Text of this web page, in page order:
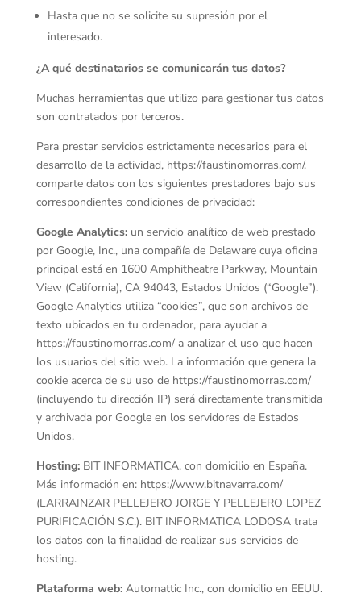
Hasta que no se solicite su supresión por el
interesado.
¿A qué destinatarios se comunicarán tus datos?
Muchas herramientas que utilizo para gestionar tus datos
son contratados por terceros.
Para prestar servicios estrictamente necesarios para el
desarrollo de la actividad, https://faustinomorras.com/,
comparte datos con los siguientes prestadores bajo sus
correspondientes condiciones de privacidad:
Google Analytics: un servicio analítico de web prestado
por Google, Inc., una compañía de Delaware cuya oficina
principal está en 1600 Amphitheatre Parkway, Mountain
View (California), CA 94043, Estados Unidos (“Google”).
Google Analytics utiliza “cookies”, que son archivos de
texto ubicados en tu ordenador, para ayudar a
https://faustinomorras.com/ a analizar el uso que hacen
los usuarios del sitio web. La información que genera la
cookie acerca de su uso de https://faustinomorras.com/
(incluyendo tu dirección IP) será directamente transmitida
y archivada por Google en los servidores de Estados
Unidos.
Hosting: BIT INFORMATICA, con domicilio en España.
Más información en: https://www.bitnavarra.com/
(LARRAINZAR PELLEJERO JORGE Y PELLEJERO LOPEZ
PURIFICACIÓN S.C.). BIT INFORMATICA LODOSA trata
los datos con la finalidad de realizar sus servicios de
hosting.
Plataforma web: Automattic Inc., con domicilio en EEUU.